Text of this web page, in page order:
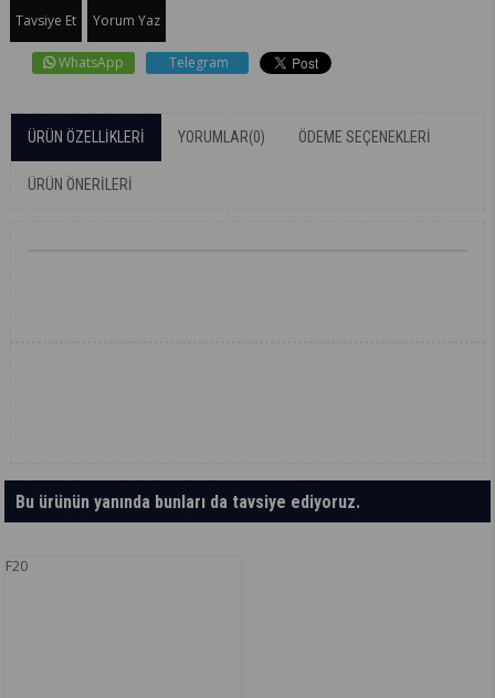
Tavsiye Et Yorum Yaz
WhatsApp Telegram
ÜRÜN ÖZELLIKLERI YORUMLAR(0) ÖDEME SEÇENEKLERI
ÜRÜN ÖNERILERI
Bu ürünün yanında bunları da tavsiye ediyoruz.
F20